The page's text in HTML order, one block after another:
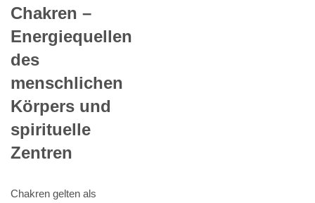
Chakren –
Energiequellen
des
menschlichen
Körpers und
spirituelle
Zentren
Chakren gelten als